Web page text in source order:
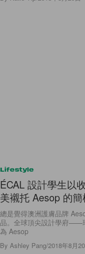
Lifestyle
ÉCAL 設計學生以
美襯托 Aesop 的
總是覺得澳洲護膚品牌
品。全球頂尖設計學府——
為 Aesop
By Ashley Pang/2018年8月